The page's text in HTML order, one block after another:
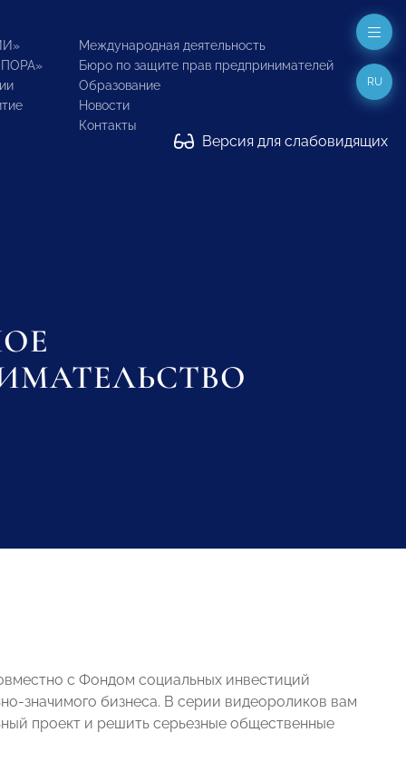
Международная деятельность
Бюро по защите прав предпринимателей
Образование
Новости
Контакты
Версия для слабовидящих
RU
с Фондом социальных инвестиций
значимого бизнеса. В серии видеороликов вам
проект и решить серьезные общественные